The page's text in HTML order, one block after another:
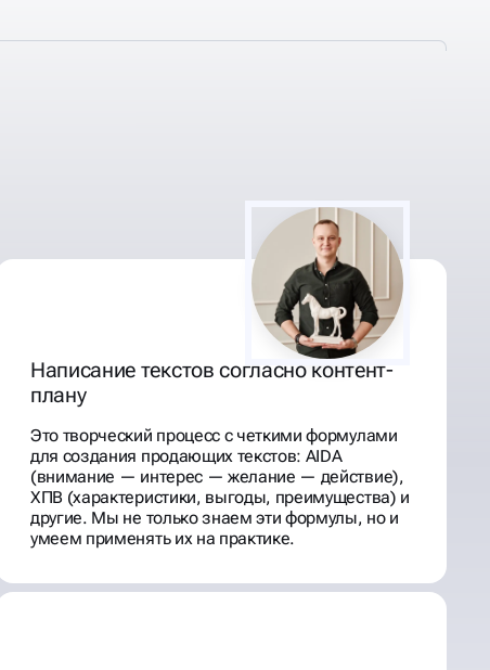
Написание текстов согласно контент-
плану
Это творческий процесс с четкими формулами
для создания продающих текстов: AIDA
(внимание — интерес — желание — действие),
ХПВ (характеристики, выгоды, преимущества) и
другие. Мы не только знаем эти формулы, но и
умеем применять их на практике.